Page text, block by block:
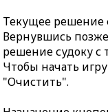
Текущее решение
Вернувшись
решение судоку с
Чтобы начать
"Очистить".